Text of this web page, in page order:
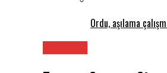
Ordu, aşılama